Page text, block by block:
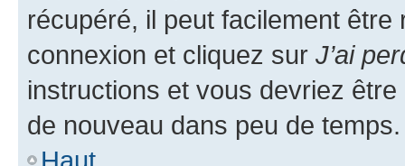
récupéré, il peut facilement
connexion et cliquez sur J’ai
instructions et vous devriez
de nouveau dans peu de temps.